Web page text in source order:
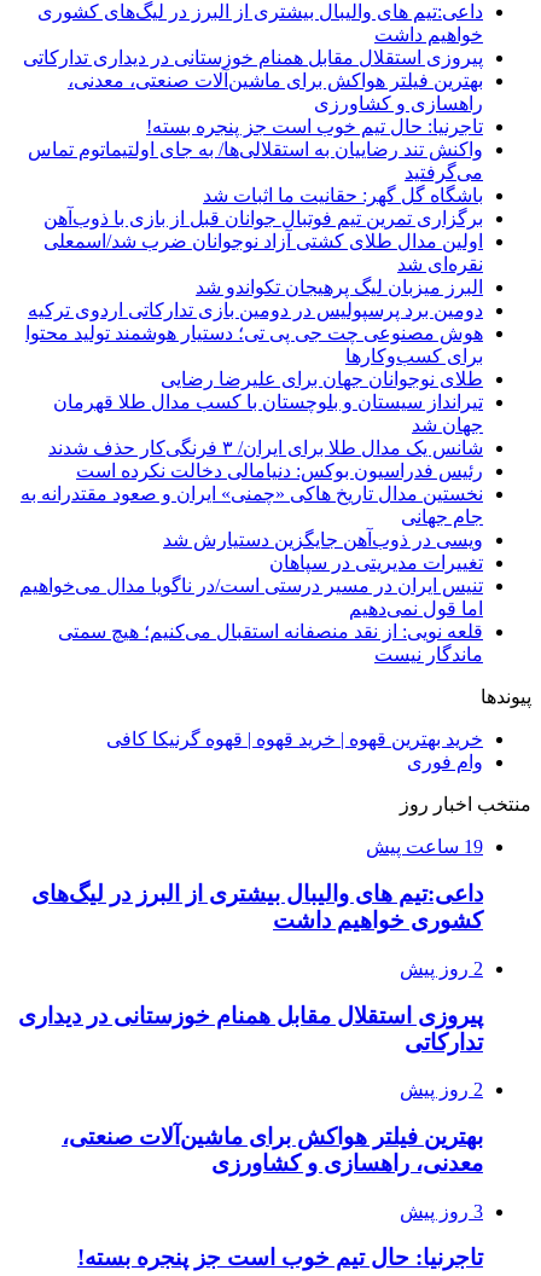
داعی:تیم های والیبال بیشتری از البرز در لیگ‌های کشوری
خواهیم داشت
پیروزی استقلال مقابل همنام خوزستانی در دیداری تدارکاتی
بهترین فیلتر هواکش برای ماشین‌آلات صنعتی، معدنی،
راهسازی و کشاورزی
تاجرنیا: حال تیم خوب است جز پنجره بسته!
واکنش تند رضاییان به استقلالی‌ها/ به جای اولتیماتوم تماس
می‌گرفتید
باشگاه گل گهر: حقانیت ما اثبات شد
برگزاری تمرین تیم فوتبال جوانان قبل از بازی با ذوب‌آهن
اولین مدال طلای کشتی آزاد نوجوانان ضرب شد/اسمعلی
نقره‌ای شد
البرز میزبان لیگ پرهیجان تکواندو شد
دومین برد پرسپولیس در دومین بازی تدارکاتی اردوی ترکیه
هوش مصنوعی چت جی پی تی؛ دستیار هوشمند تولید محتوا
برای کسب‌وکارها
طلای نوجوانان جهان برای علیرضا رضایی
تیرانداز سیستان و بلوچستان با کسب مدال طلا قهرمان
جهان شد
شانس یک مدال طلا برای ایران/ ۳ فرنگی‌کار حذف شدند
رئیس فدراسیون بوکس: دنیامالی دخالت نکرده است
نخستین مدال تاریخ هاکی «چمنی» ایران و صعود مقتدرانه به
جام جهانی
ویسی در ذوب‌آهن جایگزین دستیارش شد
تغییرات مدیریتی در سپاهان
تنیس ایران در مسیر درستی است/در ناگویا مدال می‌خواهیم
اما قول نمی‌دهیم
قلعه نویی: از نقد منصفانه استقبال می‌کنیم؛ هیچ سمتی
ماندگار نیست
پیوندها
خرید بهترین قهوه | خرید قهوه | قهوه گرنیکا کافی
وام فوری
منتخب اخبار روز
19 ساعت پیش
داعی:تیم های والیبال بیشتری از البرز در لیگ‌های
کشوری خواهیم داشت
2 روز پیش
پیروزی استقلال مقابل همنام خوزستانی در دیداری
تدارکاتی
2 روز پیش
بهترین فیلتر هواکش برای ماشین‌آلات صنعتی،
معدنی، راهسازی و کشاورزی
3 روز پیش
تاجرنیا: حال تیم خوب است جز پنجره بسته!